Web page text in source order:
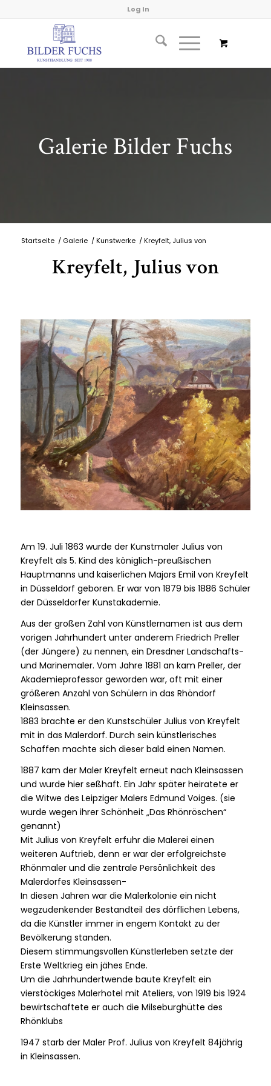
Log In
Galerie Bilder Fuchs
Startseite / Galerie / Kunstwerke / Kreyfelt, Julius von
Kreyfelt, Julius von
Am 19. Juli 1863 wurde der Kunstmaler Julius von
Kreyfelt als 5. Kind des königlich-preußischen
Hauptmanns und kaiserlichen Majors Emil von Kreyfelt
in Düsseldorf geboren. Er war von 1879 bis 1886 Schüler
der Düsseldorfer Kunstakademie.
Aus der großen Zahl von Künstlernamen ist aus dem
vorigen Jahrhundert unter anderem Friedrich Preller
(der Jüngere) zu nennen, ein Dresdner Landschafts-
und Marinemaler. Vom Jahre 1881 an kam Preller, der
Akademieprofessor geworden war, oft mit einer
größeren Anzahl von Schülern in das Rhöndorf
Kleinsassen.
1883 brachte er den Kunstschüler Julius von Kreyfelt
mit in das Malerdorf. Durch sein künstlerisches
Schaffen machte sich dieser bald einen Namen.
1887 kam der Maler Kreyfelt erneut nach Kleinsassen
und wurde hier seßhaft. Ein Jahr später heiratete er
die Witwe des Leipziger Malers Edmund Voiges. (sie
wurde wegen ihrer Schönheit „Das Rhönröschen“
genannt)
Mit Julius von Kreyfelt erfuhr die Malerei einen
weiteren Auftrieb, denn er war der erfolgreichste
Rhönmaler und die zentrale Persönlichkeit des
Malerdorfes Kleinsassen-
In diesen Jahren war die Malerkolonie ein nicht
wegzudenkender Bestandteil des dörflichen Lebens,
da die Künstler immer in engem Kontakt zu der
Bevölkerung standen.
Diesem stimmungsvollen Künstlerleben setzte der
Erste Weltkrieg ein jähes Ende.
Um die Jahrhundertwende baute Kreyfelt ein
vierstöckiges Malerhotel mit Ateliers, von 1919 bis 1924
bewirtschaftete er auch die Milseburghütte des
Rhönklubs
1947 starb der Maler Prof. Julius von Kreyfelt 84jährig
in Kleinsassen.